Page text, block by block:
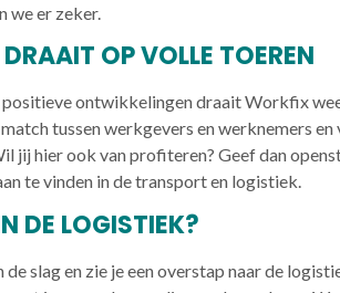
we er zeker.
OP VOLLE TOEREN
ontwikkelingen draait Workfix
tussen werkgevers en werknemers
jij hier ook van profiteren? Geef dan
te vinden in de transport en logistiek.
DE LOGISTIEK?
de slag en zie je een overstap naar de